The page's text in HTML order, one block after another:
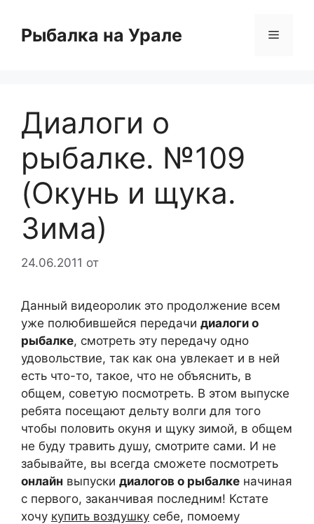
содержимому
Рыбалка на Урале Меню
Диалоги о
рыбалке. №109
(Окунь и щука.
Зима)
24.06.2011 от
Данный видеоролик это продолжение всем
уже полюбившейся передачи диалоги о
рыбалке, смотреть эту передачу одно
удовольствие, так как она увлекает и в ней
есть что-то, такое, что не объяснить, в
общем, советую посмотреть. В этом выпуске
ребята посещают дельту волги для того
чтобы половить окуня и щуку зимой, в общем
не буду травить душу, смотрите сами. И не
забывайте, вы всегда сможете посмотреть
онлайн выпуски диалогов о рыбалке начиная
с первого, заканчивая последним! Кстате
хочу купить воздушку себе, помоему